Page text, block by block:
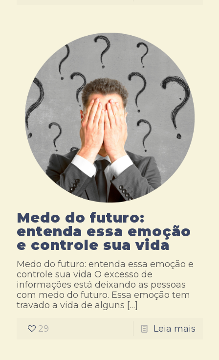
Medo do futuro:
entenda essa emoção
e controle sua vida
Medo do futuro: entenda essa emoção e
controle sua vida O excesso de
informações está deixando as pessoas
com medo do futuro. Essa emoção tem
travado a vida de alguns […]
29 Leia mais